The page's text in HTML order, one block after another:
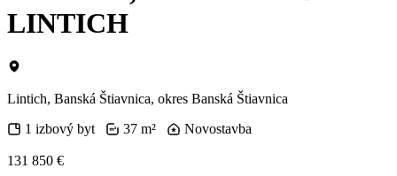
LINTICH
Lintich, Banská Štiavnica, okres Banská Štiavnica
1 izbový byt
37 m² Novostavba
131 850 €